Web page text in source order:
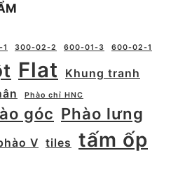
300-02-2 600-01-3 600-02-1
Flat
Khung tranh
Phào chỉ HNC
góc Phào lưng
V tiles tấm ốp